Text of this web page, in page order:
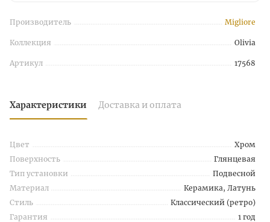
Производитель Migliore
Коллекция Olivia
Артикул 17568
Характеристики Доставка и оплата
Цвет
Хром
Поверхность
Глянцевая
Тип установки
Подвесной
Материал
Керамика, Латунь
Стиль
Классический (ретро)
Гарантия
1 год